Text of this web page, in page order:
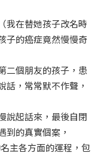
我在替她孩子改名時
子的癌症竟然慢慢奇
二個朋友的孩子，患
話，常常默不作聲，
說起話來，最後自閉
到的真實個案，
主各方面的運程，包